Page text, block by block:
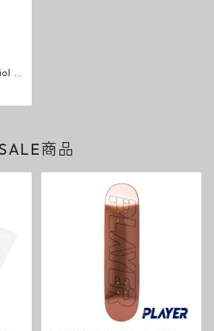
B
商品